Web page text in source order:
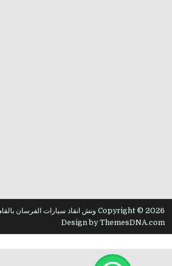
Copyright © 2026 ونش انقاذ سيارات الفرسان بالقاهرة |01282505052
Design by ThemesDNA.com